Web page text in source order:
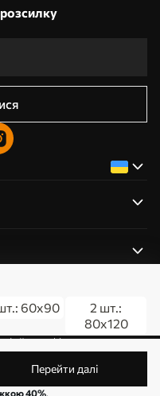
60x90
2 шт.:
80x120
Перейти далі
40%.
файли cookie
захищені. Власник:
31780602.